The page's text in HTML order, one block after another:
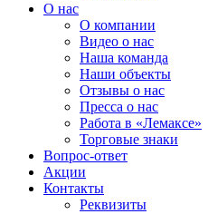
О нас
О компании
Видео о нас
Наша команда
Наши объекты
Отзывы о нас
Пресса о нас
Работа в «Лемаксе»
Торговые знаки
Вопрос-ответ
Акции
Контакты
Реквизиты